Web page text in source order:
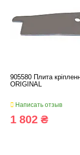
905580 Плита
ORIGINAL
Написать отзыв
1 802 ₴